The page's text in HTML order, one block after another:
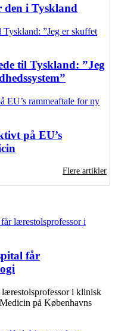
den i Tyskland
til Tyskland: ”Jeg
på EU’s
Flere artikler
får
i klinisk
på Københavns